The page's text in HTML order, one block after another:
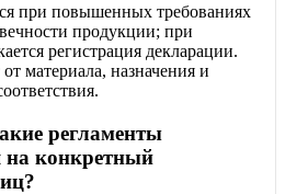
при повышенных требованиях
продукции; при
регистрация декларации.
материала, назначения и
регламенты
на конкретный